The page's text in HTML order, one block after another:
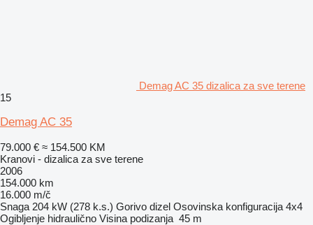
Demag AC 35 dizalica za sve terene
15
Demag AC 35
79.000 € ≈ 154.500 KM
Kranovi - dizalica za sve terene
2006
154.000 km
16.000 m/č
Snaga 204 kW (278 k.s.) Gorivo dizel Osovinska konfiguracija 4x4
Ogibljenje hidraulično Visina podizanja 45 m